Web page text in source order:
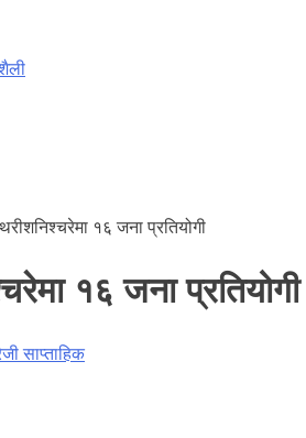
१६ जना प्रतियोगी
१६ जना प्रतियोगी
साप्ताहिक